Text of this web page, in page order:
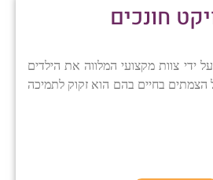
חונכים
ידי צוות מקצועי המלווה את הילדים
הצמתים בחיים בהם הוא זקוק לתמיכה